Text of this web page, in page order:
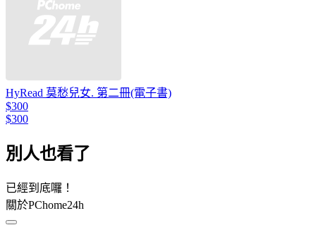
HyRead 莫愁兒女. 第二冊(電子書)
$300
$300
別人也看了
已經到底囉！
關於PChome24h